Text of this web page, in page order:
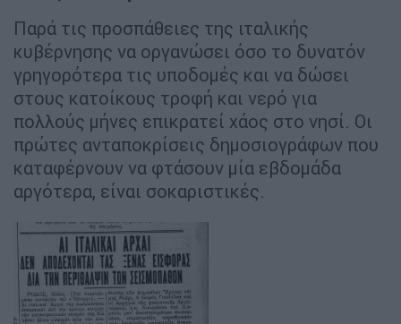
Παρά τις προσπάθειες της ιταλικής
κυβέρνησης να οργανώσει όσο το δυνατόν
γρηγορότερα τις υποδομές και να δώσει
στους κατοίκους τροφή και νερό για
πολλούς μήνες επικρατεί χάος στο νησί. Οι
πρώτες ανταποκρίσεις δημοσιογράφων που
καταφέρνουν να φτάσουν μία εβδομάδα
αργότερα, είναι σοκαριστικές.